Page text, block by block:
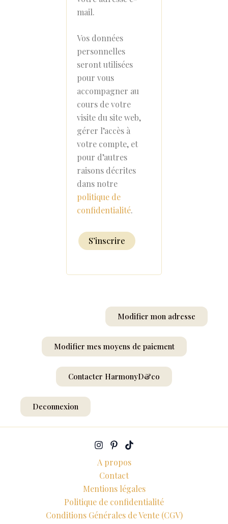
mail.
Vos données
personnelles
seront utilisées
pour vous
accompagner au
cours de votre
visite du site web,
gérer l’accès à
votre compte, et
pour d’autres
raisons décrites
dans notre
politique de
confidentialité.
S’inscrire
Modifier mon adresse
Modifier mes moyens de paiement
Contacter HarmonyD&co
Deconnexion
A propos
Contact
Mentions légales
Politique de confidentialité
Conditions Générales de Vente (CGV)